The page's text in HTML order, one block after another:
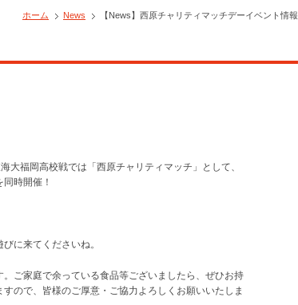
ホーム News 【News】西原チャリティマッチデーイベント情報
福岡高校戦では「西原チャリティマッチ」として、
時開催！
に来てくださいね。
ご家庭で余っている食品等ございましたら、ぜひお持
ので、皆様のご厚意・ご協力よろしくお願いいたしま